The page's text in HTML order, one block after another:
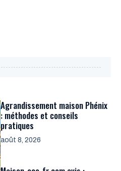
Agrandissement maison Phénix
: méthodes et conseils
pratiques
août 8, 2026